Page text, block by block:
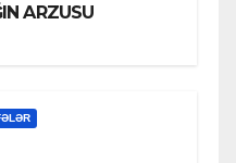
ARZUSU